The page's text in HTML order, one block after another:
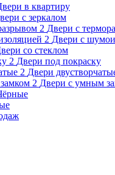
в квартиру
с зеркалом
Двери с
Двери с
со стеклом
Двери под покраску
Двери
Двери с умным